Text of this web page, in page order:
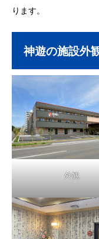
ります。
神遊の施設外
外観